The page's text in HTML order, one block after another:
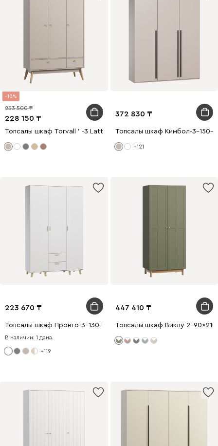
10
228 150
253 500
Топсалы шкаф Torvall ' -3 Latte
372 830
Топсалы шкаф Кимбол-3-150-
+121
223 670
Топсалы шкаф Пронто-3-130-210 Ақ
В наличии: 1 дана.
+119
447 410
Топсалы шкаф Виклу 2-90x210